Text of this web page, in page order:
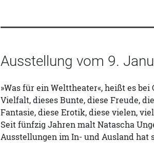
Ausstellung vom 9.
»Was für ein Welttheater«, heißt es
Vielfalt, dieses Bunte, diese Freude,
Fantasie, diese Erotik, diese vielen,
Seit fünfzig Jahren malt Natascha
Ausstellungen im In- und Ausland